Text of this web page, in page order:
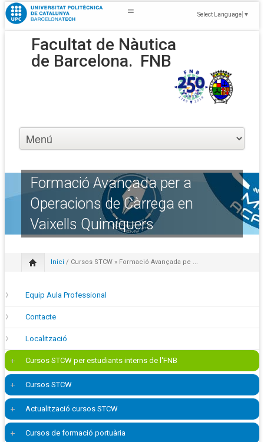
Select Language ▼
Facultat de Nàutica
de Barcelona. FNB
Formació Avançada per a
Operacions de Càrrega en
Vaixells Quimiquers
Inici / Cursos STCW » Formació Avançada pe ...
Equip Aula Professional
Contacte
Localització
Cursos STCW per estudiants interns de l'FNB
Cursos STCW
Actualització cursos STCW
Cursos de formació portuària